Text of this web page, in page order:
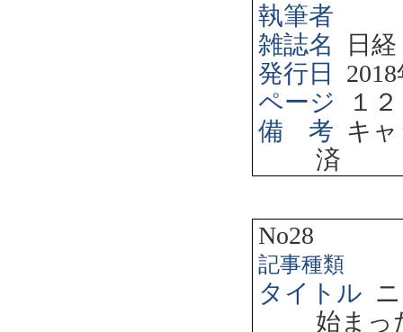
執筆者
雑誌名
日
発行日
2018
ページ
１
備 考 キ
済
No28
記事種類
タイトル
始ま